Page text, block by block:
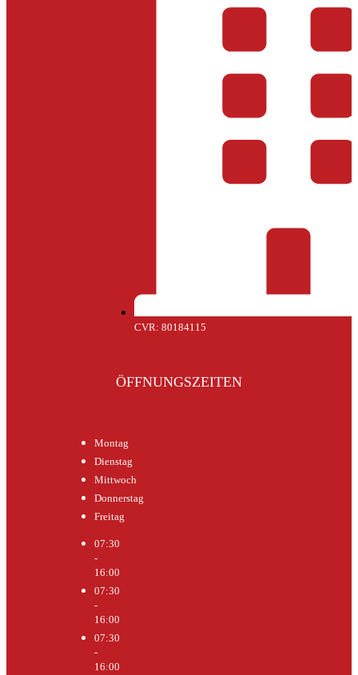
CVR: 80184115
ÖFFNUNGSZEITEN
Montag
Dienstag
Mittwoch
Donnerstag
Freitag
07:30
-
16:00
07:30
-
16:00
07:30
-
16:00